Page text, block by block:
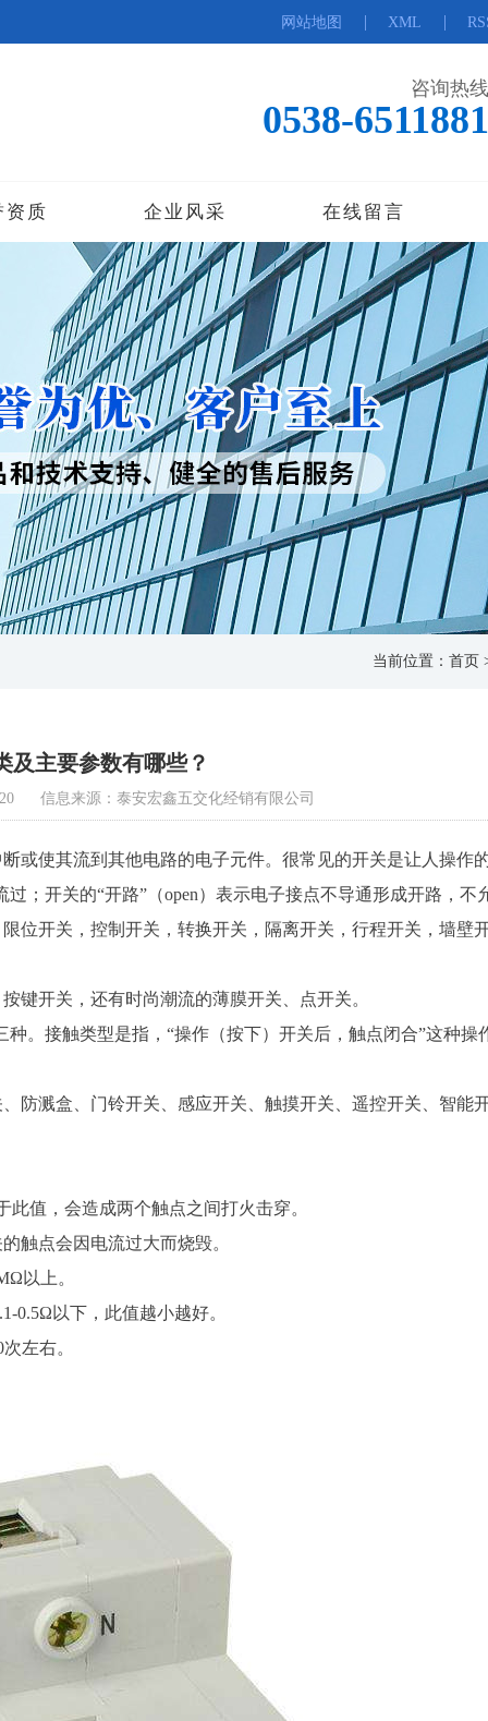
网站地图 | XML |
咨询热线
0538-6511881
资质 企业风采 在线留言
当前位置： 首页
及主要参数有哪些？
信息来源：泰安宏鑫五交化经销有限公司
或使其流到其他电路的电子元件。很常见的开关是让人操作
；开关的“开路”（open）表示电子接点不导通形成开路，不
位开关，控制开关，转换开关，隔离开关，行程开关，墙壁
键开关，还有时尚潮流的薄膜开关、点开关。
。接触类型是指，“操作（按下）开关后，触点闭合”这种操
防溅盒、门铃开关、感应开关、触摸开关、遥控开关、智能
值，会造成两个触点之间打火击穿。
触点会因电流过大而烧毁。
以上。
0.5Ω以下，此值越小越好。
左右。